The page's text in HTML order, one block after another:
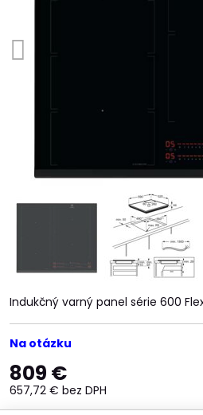
Indukčný varný panel série 600
Na otázku
809 €
657,72 € bez DPH